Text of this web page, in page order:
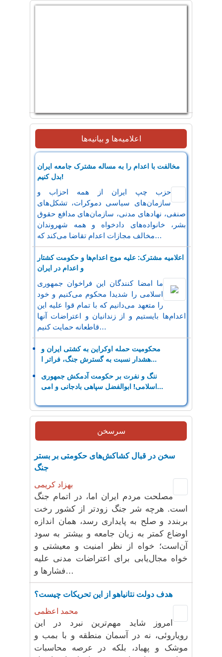
اعلامیه‌ها و بیانیه‌ها
مخالفت با اعدام را به مساله مشترک جامعه ایران
بدل کنیم!
حزب چپ ایران از همه احزاب و
سازمان‌های سیاسی دموکرات، تشکل‌های
صنفی، نهادهای مدنی، سازمان‌های مدافع حقوق
بشر، خانواده‌های دادخواه و همه شهروندان
مخالف مجازات اعدام تقاضا می‌کند که…
اعلامیه مشترک: علیه موج اعدام‌ها و حکومت کشتار
و اعدام در ایران
ما امضا کنندگان این فراخوان جمهوری
اسلامی را شدیدا محکوم می‌کنیم و خود
را متعهد می‌دانیم که با تمام قوا علیه این
اعدام‌ها بایستیم و از زندانیان و اعتراضات آنها
قاطعانه حمایت کنیم…
محکومیت حمله اوکراین به کشتی ایران و
هشدار نسبت به گسترش جنگ، فراتر ا…
ننگ و نفرت بر حکومت آدمکش جمهوری
اسلامی! ابوالفضل سپاهی بادجانی و امی…
سرسخن
سخن در قبال کشاکش‌های حکومتی بر بستر
جنگ
بهزاد کریمی
مصلحت مردم ایران اما، در اتمام جنگ
است. هرچه شر جنگ زودتر از کشور رخت
بربندد و صلح به پایداری رسد، همان اندازه
اوضاع کمتر به زیان جامعه و بیشتر به سود
آن‌است؛ خواه از نظر امنیت و معیشتی و
خواه مجال‌یابی برای اعتراضات مدنی علیه
فشارها و…
هدف دولت نتانیاهو از این تحریکات چیست؟
محمد اعظمی
امروز شاید مهم‌ترین نبرد در این
رویاروئی، نه در آسمان منطقه و با بمب و
موشک و پهباد، بلکه در عرصه محاسبات